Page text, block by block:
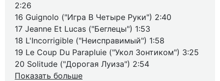
2:26
16 Guignolo ("Игра В Четыре Руки") 2:40
17 Jeanne Et Lucas ("Беглецы") 1:53
18 L'Incorrigible ("Неисправимый") 1:58
19 Le Coup Du Parapluie ("Укол Зонтиком") 3:25
20 Solitude ("Дорогая Луиза") 2:54
Показать больше